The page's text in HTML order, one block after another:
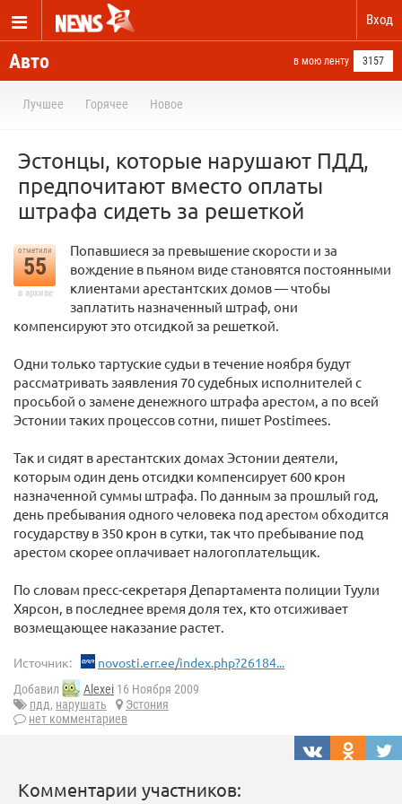
Вход
Авто в мою ленту 3157
Лучшее Горячее Новое
Эстонцы, которые нарушают ПДД,
предпочитают вместо оплаты
штрафа сидеть за решеткой
отметили
55
в архиве
Попавшиеся за превышение скорости и за
вождение в пьяном виде становятся постоянными
клиентами арестантских домов — чтобы
заплатить назначенный штраф, они
компенсируют это отсидкой за решеткой.
Одни только тартуские судьи в течение ноября будут
рассматривать заявления 70 судебных исполнителей с
просьбой о замене денежного штрафа арестом, а по всей
Эстонии таких процессов сотни, пишет Postimees.
Так и сидят в арестантских домах Эстонии деятели,
которым один день отсидки компенсирует 600 крон
назначенной суммы штрафа. По данным за прошлый год,
день пребывания одного человека под арестом обходится
государству в 350 крон в сутки, так что пребывание под
арестом скорее оплачивает налогоплательщик.
По словам пресс-секретаря Департамента полиции Туули
Хярсон, в последнее время доля тех, кто отсиживает
возмещающее наказание растет.
Источник: novosti.err.ee/index.php?26184...
Добавил Alexei 16 Ноября 2009
пдд, нарушать
Эстония
нет комментариев
Комментарии участников: